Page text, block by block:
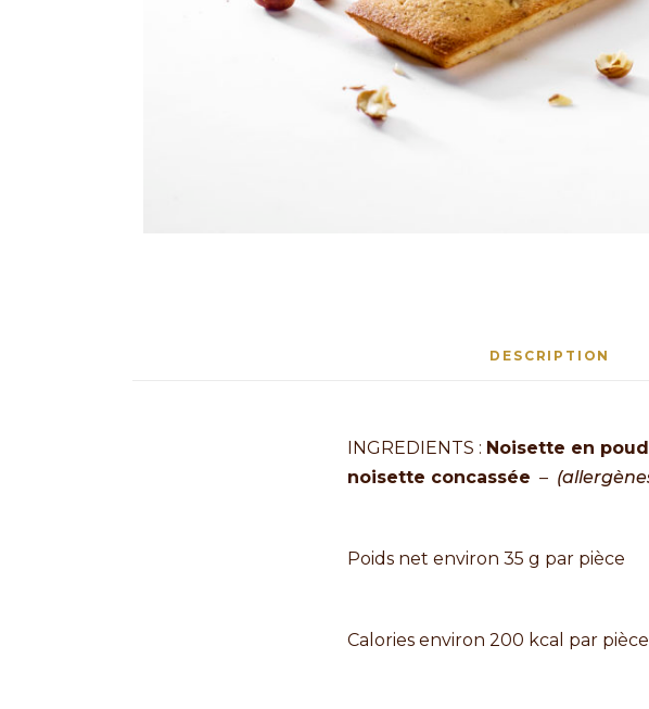
DESCRIPTION
INGREDIENTS : Noisette en
noisette concassée –
Poids net environ 35 g par pièce
Calories environ 200 kcal par pièce